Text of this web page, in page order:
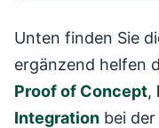
Unten finden Sie
ergänzend helfen
Proof of Concept,
Integration bei